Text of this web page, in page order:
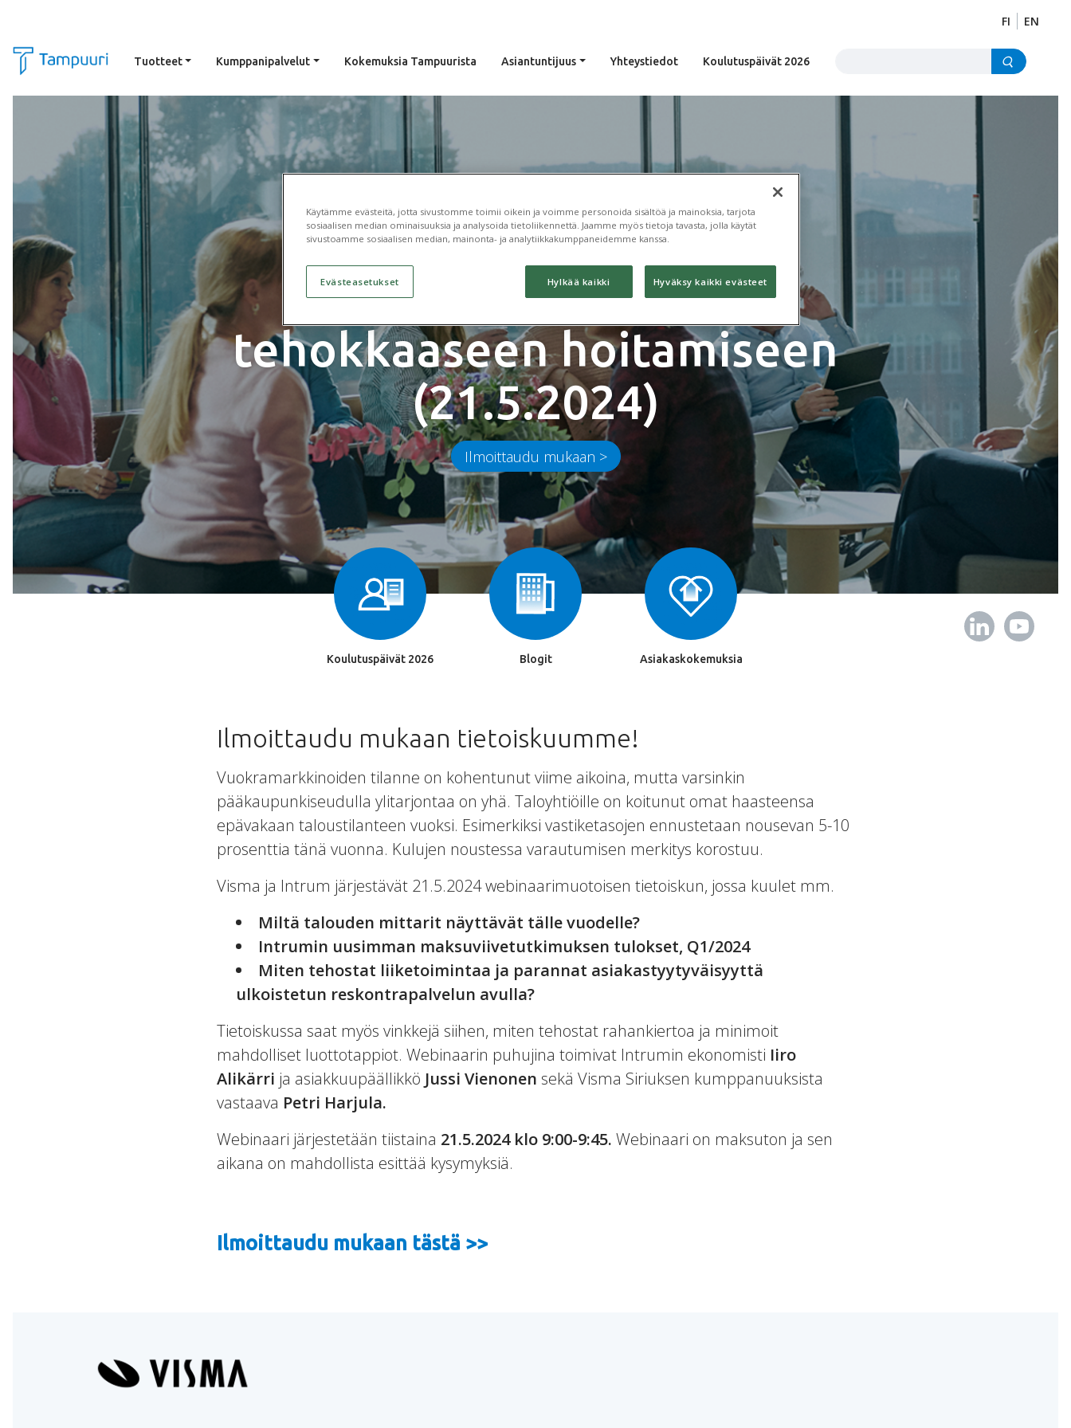
FI EN
Tuotteet Kumppanipalvelut Kokemuksia Tampuurista Asiantuntijuus Yhteystiedot Koulutuspäivät 2026
Webinaari: Vinkit
taloushallinnon
tehokkaaseen hoitamiseen
(21.5.2024)
Ilmoittaudu mukaan >
Koulutuspäivät 2026 Blogit Asiakaskokemuksia
Ilmoittaudu mukaan tietoiskuumme!
Vuokramarkkinoiden tilanne on kohentunut viime aikoina, mutta varsinkin
pääkaupunkiseudulla ylitarjontaa on yhä. Taloyhtiöille on koitunut omat haasteensa
epävakaan taloustilanteen vuoksi. Esimerkiksi vastiketasojen ennustetaan nousevan 5-10
prosenttia tänä vuonna. Kulujen noustessa varautumisen merkitys korostuu.
Visma ja Intrum järjestävät 21.5.2024 webinaarimuotoisen tietoiskun, jossa kuulet mm.
Miltä talouden mittarit näyttävät tälle vuodelle?
Intrumin uusimman maksuviivetutkimuksen tulokset, Q1/2024
Miten tehostat liiketoimintaa ja parannat asiakastyytyväisyyttä
ulkoistetun reskontrapalvelun avulla?
Tietoiskussa saat myös vinkkejä siihen, miten tehostat rahankiertoa ja minimoit
mahdolliset luottotappiot. Webinaarin puhujina toimivat Intrumin ekonomisti Iiro
Alikärri ja asiakkuupäällikkö Jussi Vienonen sekä Visma Siriuksen kumppanuuksista
vastaava Petri Harjula.
Webinaari järjestetään tiistaina 21.5.2024 klo 9:00-9:45. Webinaari on maksuton ja sen
aikana on mahdollista esittää kysymyksiä.
Ilmoittaudu mukaan tästä >>
Käytämme evästeitä, jotta sivustomme toimii oikein ja voimme personoida sisältöä ja mainoksia, tarjota
sosiaalisen median ominaisuuksia ja analysoida tietoliikennettä. Jaamme myös tietoja tavasta, jolla käytät
sivustoamme sosiaalisen median, mainonta- ja analytiikkakumppaneidemme kanssa.
Evästeasetukset Hylkää kaikki Hyväksy kaikki evästeet